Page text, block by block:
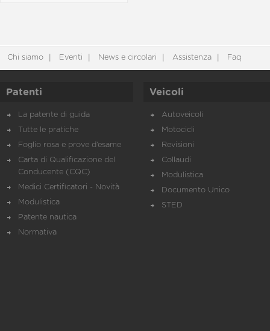
Chi siamo Eventi News e circolari Assistenza Faq
Patenti
La patente di guida
Tutte le pratiche
Foglio rosa e prove d’esame
Carta di Qualificazione del
Conducente (CQC)
Medici Certificatori - Novità
Modulistica
Patente nautica
Normativa
Veicoli
Autoveicoli
Motocicli
Revisioni
Collaudi
Modulistica
Documento Unico
STED